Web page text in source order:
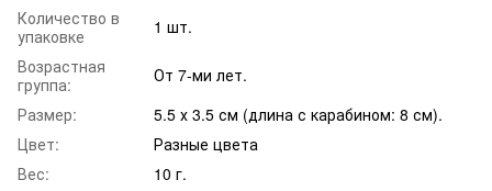
Количество в
упаковке
1 шт.
Возрастная
группа:
От 7-ми лет.
Размер:
5.5 х 3.5 см (длина с карабином: 8 см).
Цвет:
Разные цвета
Вес:
10 г.